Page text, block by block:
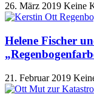
26. März 2019 Keine
Helene Fischer
21. Februar 2019